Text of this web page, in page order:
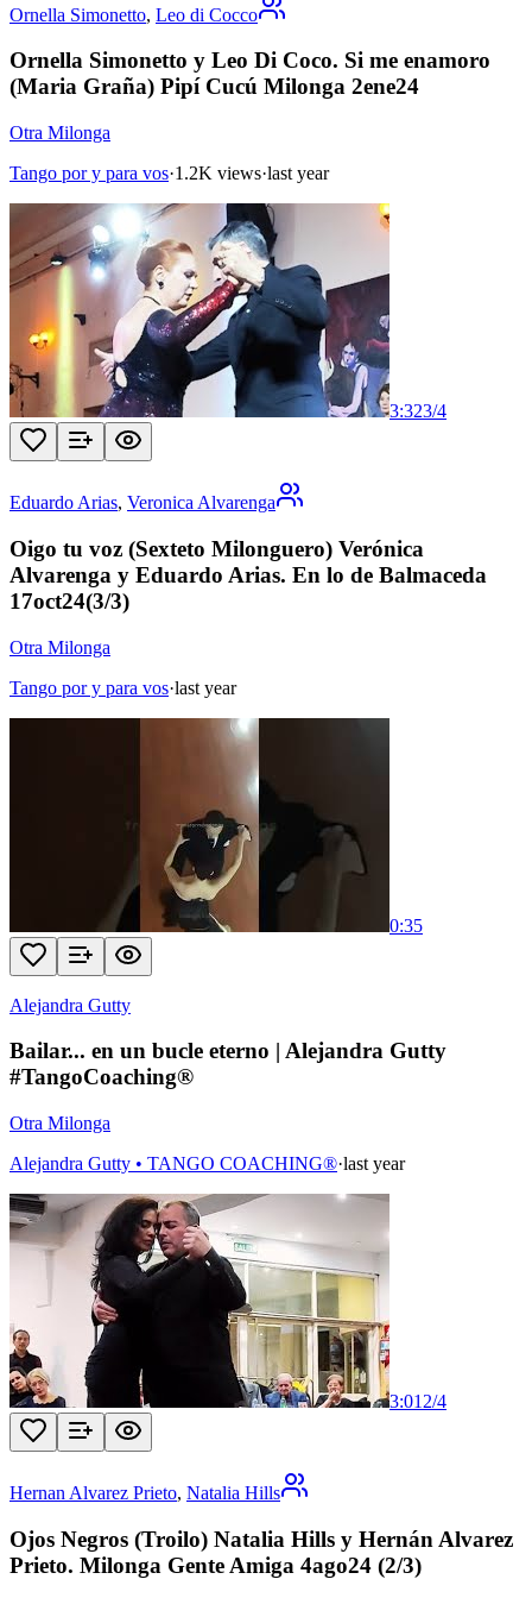
Ornella Simonetto, Leo di Cocco
Ornella Simonetto y Leo Di Coco. Si me enamoro
(Maria Graña) Pipí Cucú Milonga 2ene24
Otra Milonga
Tango por y para vos·1.2K views·last year
3:323/4
Eduardo Arias, Veronica Alvarenga
Oigo tu voz (Sexteto Milonguero) Verónica
Alvarenga y Eduardo Arias. En lo de Balmaceda
17oct24(3/3)
Otra Milonga
Tango por y para vos·last year
0:35
Alejandra Gutty
Bailar... en un bucle eterno | Alejandra Gutty
#TangoCoaching®
Otra Milonga
Alejandra Gutty • TANGO COACHING®·last year
3:01 2/4
Hernan Alvarez Prieto, Natalia Hills
Ojos Negros (Troilo) Natalia Hills y Hernán Alvarez
Prieto. Milonga Gente Amiga 4ago24 (2/3)